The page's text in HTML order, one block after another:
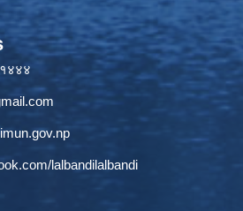
lalbandilalbandi